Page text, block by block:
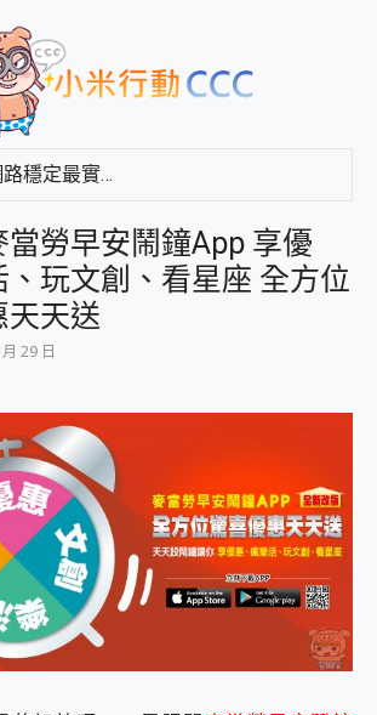
出門在外網路穩定最實在 「台灣大哥大」榮獲 4G/5G 在線率全球 NO.3 全台第一與全台六冠王實測心得，走到哪順到哪！
CP 值天花板~ Bongcom BS5 足球君開箱~ 短焦投影機 3千元就能擁有！ 折扣碼在這～
專為 PC上的 XBOX和掌機設計的 FireCuda X1070 SSD 固態硬碟開箱 評測
台灣製攝影機在這裡，100%全無線設計 SpotCam Solo Eco 太陽能防水雲端攝影機 SpotCam Solo 3 2.5K高畫質戶外攝影機 開箱 評測
超懂拍、耐用 AI 街拍機~ realme 16 Pro 開箱評價~ 2 億畫素 LumaColor 影像、持久續航與 IP69K 高防護
超驚艷 讓人一眼就愛上 LENOVO 聯想 Yoga Book 9 14吋 AI輕薄筆電 開箱 評測
美到讓人超想擁有 moto pad 60 系列 與 Moto | Swarovski razr 60 冰藍限定版本 開箱 評測
好用的 EaseUS Partition Master 讓您輕鬆的移除與格式化有防寫保護的隨身碟或SD卡
一鍵修復模糊影片、舊照的 AI 好幫手! VideoProc Converter AI 新版全解析 × 年末優惠，一篇全看懂
小朋友才做選擇 投影機 RGB藍牙音響 氛圍情境燈 我通通都要！ Starfish 2 幻彩膠囊投影機｜結合「 智慧投影 & 煥彩流動 」的沈浸式生活新體驗
外型超吸晴~ 給您絕佳操控體驗 GravaStar Mercury K1 系列 異星機械鍵盤與 Mercury X 系列 輕量無線電競滑鼠 開箱 評測
開箱~變身「蜘蛛人」椅子軍師！MSI MPG 491CQP QD-OLED 超寬曲面電競螢幕，多工辦公、爽度滿滿的終極桌面體驗
iPhone 17 系列 有認證的防護來囉！ imos 首家導入 UL MCV 行銷宣告驗證的手機配件品牌
DJI Osmo Pocket 3 爽爽帶回家 歡慶 EaseUS 21 週年到來，「Slogan 海報徵稿活動」好康大放送
勞早安鬧鐘App 享優
、玩文創、看星座 全方位
天天送
29 日